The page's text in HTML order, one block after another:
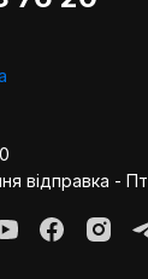
відправка -